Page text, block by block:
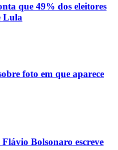
que 49% dos eleitores
Lula
foto em que aparece
Bolsonaro escreve